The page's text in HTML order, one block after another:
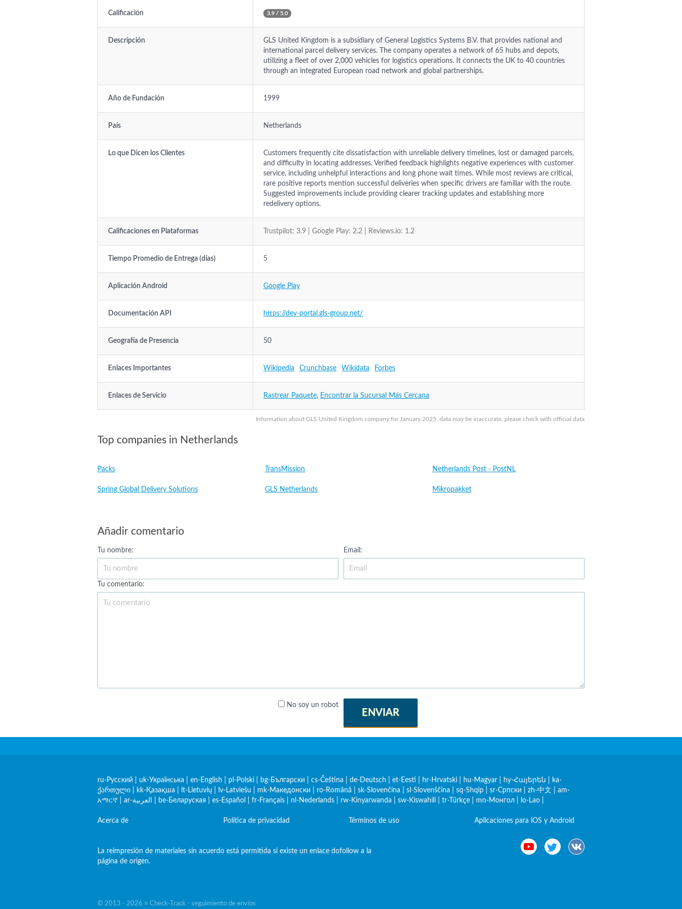
Information about GLS United Kingdom company for January 2025, data may be inaccurate, please check with official data
Calificación 3.9 / 5.0
Descripción
GLS United Kingdom is a subsidiary of General Logistics Systems B.V. that provides national and
international parcel delivery services. The company operates a network of 65 hubs and depots,
utilizing a fleet of over 2,000 vehicles for logistics operations. It connects the UK to 40 countries
through an integrated European road network and global partnerships.
Año de Fundación 1999
País Netherlands
Lo que Dicen los Clientes
Customers frequently cite dissatisfaction with unreliable delivery timelines, lost or damaged parcels,
and difficulty in locating addresses. Verified feedback highlights negative experiences with customer
service, including unhelpful interactions and long phone wait times. While most reviews are critical,
rare positive reports mention successful deliveries when specific drivers are familiar with the route.
Suggested improvements include providing clearer tracking updates and establishing more
redelivery options.
Calificaciones en Plataformas Trustpilot: 3.9 | Google Play: 2.2 | Reviews.io: 1.2
Tiempo Promedio de Entrega (días) 5
Aplicación Android Google Play
Documentación API https://dev-portal.gls-group.net/
Geografía de Presencia 50
Enlaces Importantes Wikipedia Crunchbase Wikidata Forbes
Enlaces de Servicio Rastrear Paquete, Encontrar la Sucursal Más Cercana
Top companies in Netherlands
Packs TransMission Netherlands Post - PostNL
Spring Global Delivery Solutions GLS Netherlands Mikropakket
Añadir comentario
Tu nombre: Email:
Tu comentario:
No soy un robot
ENVIAR
ru-Русский uk-Українська en-English pl-Polski bg-Български cs-Čeština de-Deutsch et-Eesti hr-Hrvatski hu-Magyar hy-Հայերեն
ka-
ქართული
kk-Қазақша lt-Lietuvių lv-Latviešu mk-Македонски ro-Română sk-Slovenčina sl-Slovenščina sq-Shqip sr-Српски zh-中文
am-
አማርኛ
ar-العربية be-Беларуская es-Español fr-Français nl-Nederlands rw-Kinyarwanda sw-Kiswahili tr-Türkçe mn-Монгол lo-Lao
Acerca de Política de privacidad Términos de uso Aplicaciones para iOS y Android
La reimpresión de materiales sin acuerdo está permitida si existe un enlace dofollow a la
página de origen.
© 2013 - 2026 ≡ Check-Track - seguimiento de envíos